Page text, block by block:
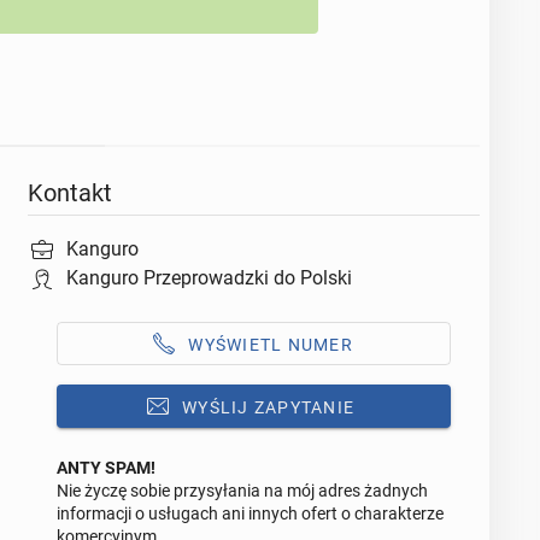
Kontakt
Kanguro
Kanguro Przeprowadzki do Polski
WYŚWIETL NUMER
WYŚLIJ ZAPYTANIE
Odpowiedz na ofertę tego ogłoszenia
ANTY SPAM!
Nie życzę sobie przysyłania na mój adres żadnych
informacji o usługach ani innych ofert o charakterze